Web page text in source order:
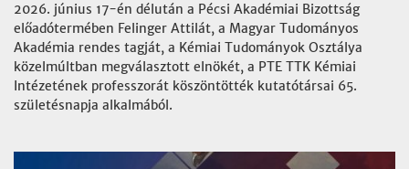
2026. június 17-én délután a Pécsi Akadémiai Bizottság
előadótermében Felinger Attilát, a Magyar Tudományos
Akadémia rendes tagját, a Kémiai Tudományok Osztálya
közelmúltban megválasztott elnökét, a PTE TTK Kémiai
Intézetének professzorát köszöntötték kutatótársai 65.
születésnapja alkalmából.